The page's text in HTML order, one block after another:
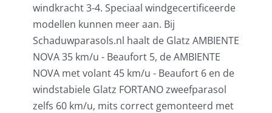
windkracht 3-4. Speciaal windgecertificeerde
modellen kunnen meer aan. Bij
Schaduwparasols.nl haalt de Glatz AMBIENTE
NOVA 35 km/u - Beaufort 5, de AMBIENTE
NOVA met volant 45 km/u - Beaufort 6 en de
windstabiele Glatz FORTANO zweefparasol
zelfs 60 km/u, mits correct gemonteerd met